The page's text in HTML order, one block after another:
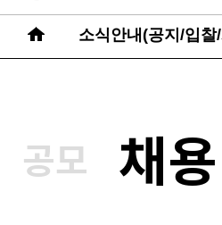
소식안내(공지/입찰
공모 채용